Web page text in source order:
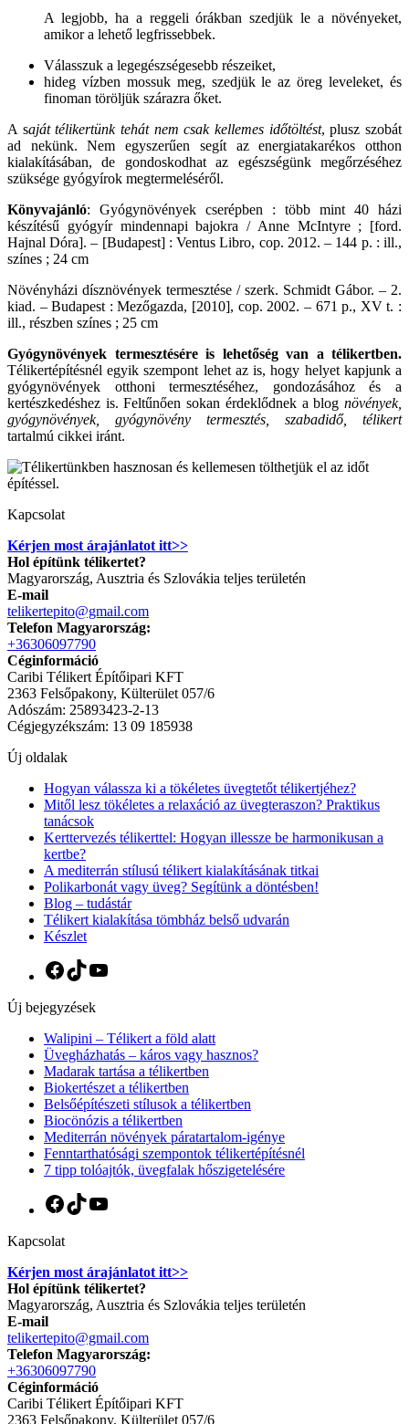
A legjobb, ha a reggeli órákban szedjük le a növényeket,
amikor a lehető legfrissebbek.
Válasszuk a legegészségesebb részeiket,
hideg vízben mossuk meg, szedjük le az öreg leveleket, és
finoman töröljük szárazra őket.
A saját télikertünk tehát nem csak kellemes időtöltést, plusz szobát
ad nekünk. Nem egyszerűen segít az energiatakarékos otthon
kialakításában, de gondoskodhat az egészségünk megőrzéséhez
szüksége gyógyírok megtermeléséről.
Könyvajánló: Gyógynövények cserépben : több mint 40 házi
készítésű gyógyír mindennapi bajokra / Anne McIntyre ; [ford.
Hajnal Dóra]. – [Budapest] : Ventus Libro, cop. 2012. – 144 p. : ill.,
színes ; 24 cm
Növényházi dísznövények termesztése / szerk. Schmidt Gábor. – 2.
kiad. – Budapest : Mezőgazda, [2010], cop. 2002. – 671 p., XV t. :
ill., részben színes ; 25 cm
Gyógynövények termesztésére is lehetőség van a télikertben.
Télikertépítésnél egyik szempont lehet az is, hogy helyet kapjunk a
gyógynövények otthoni termesztéséhez, gondozásához és a
kertészkedéshez is. Feltűnően sokan érdeklődnek a blog növények,
gyógynövények, gyógynövény termesztés, szabadidő, télikert
tartalmú cikkei iránt.
Kapcsolat
Kérjen most árajánlatot itt>>
Hol építünk télikertet?
Magyarország, Ausztria és Szlovákia teljes területén
E-mail
telikertepito@gmail.com
Telefon Magyarország:
+36306097790
Céginformáció
Caribi Télikert Építőipari KFT
2363 Felsőpakony, Külterület 057/6
Adószám: 25893423-2-13
Cégjegyzékszám: 13 09 185938
Új oldalak
Hogyan válassza ki a tökéletes üvegtetőt télikertjéhez?
Mitől lesz tökéletes a relaxáció az üvegteraszon? Praktikus
tanácsok
Kerttervezés télikerttel: Hogyan illessze be harmonikusan a
kertbe?
A mediterrán stílusú télikert kialakításának titkai
Polikarbonát vagy üveg? Segítünk a döntésben!
Blog – tudástár
Télikert kialakítása tömbház belső udvarán
Készlet
Facebook
TikTok
Új bejegyzések
Walipini – Télikert a föld alatt
Üvegházhatás – káros vagy hasznos?
Madarak tartása a télikertben
Biokertészet a télikertben
Belsőépítészeti stílusok a télikertben
Biocönózis a télikertben
Mediterrán növények páratartalom-igénye
Fenntarthatósági szempontok télikertépítésnél
7 tipp tolóajtók, üvegfalak hőszigetelésére
Facebook
TikTok
Kapcsolat
Kérjen most árajánlatot itt>>
Hol építünk télikertet?
Magyarország, Ausztria és Szlovákia teljes területén
E-mail
telikertepito@gmail.com
Telefon Magyarország:
+36306097790
Céginformáció
Caribi Télikert Építőipari KFT
2363 Felsőpakony, Külterület 057/6